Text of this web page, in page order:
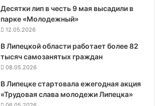
Десятки лип в честь 9 мая высадили в
парке «Молодежный»
12.05.2026
В Липецкой области работает более 82
тысяч самозанятых граждан
08.05.2026
В Липецке стартовала ежегодная акция
«Трудовая слава молодежи Липецка»